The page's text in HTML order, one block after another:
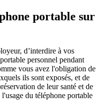
portable sur
d’interdire à vos
personnel pendant
vous avez l'obligation de
ils sont exposés, et de
de leur santé et de
du téléphone portable